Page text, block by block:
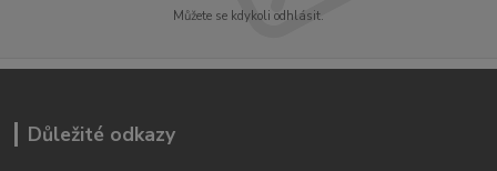
Můžete se kdykoli odhlásit.
Důležité odkazy